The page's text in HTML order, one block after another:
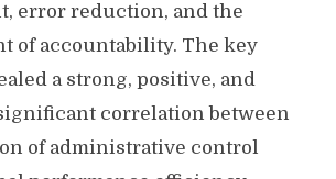
error reduction, and the
of accountability. The key
a strong, positive, and
correlation between
of administrative control